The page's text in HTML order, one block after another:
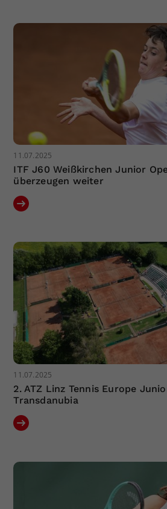
11.07.2025
ITF J60 Weißkirchen Junior
überzeugen weiter
11.07.2025
2. ATZ Linz Tennis Europe
Transdanubia
Einstellungen.
zufällig generierte
historische
vorgenommen
Webseiten-
hat.